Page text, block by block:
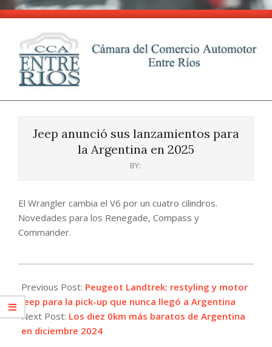
Skip
content
CCA
Entre
Jeep anunció sus lanzamientos para
la Argentina en 2025
BY:
El Wrangler cambia el V6 por un cuatro cilindros.
Novedades para los Renegade, Compass y
Commander.
12-
05
Previous Post: Peugeot Landtrek: restyling y motor
Jeep para la pick-up que nunca llegó a Argentina
Next Post: Los diez 0km más baratos de Argentina
en diciembre 2024